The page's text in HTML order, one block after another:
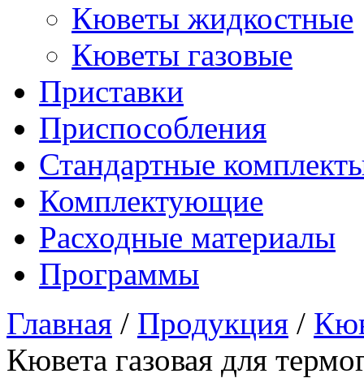
Кюветы жидкостные
Кюветы газовые
Приставки
Приспособления
Стандартные
Комплектующие
Расходные материалы
Программы
Главная / Продукция /
Кювета газовая для